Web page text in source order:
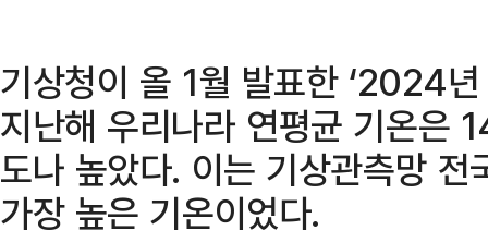
기상청이 올 1월 발표한 ‘2024
지난해 우리나라 연평균 기온은
도나 높았다. 이는 기상관측망
가장 높은 기온이었다.